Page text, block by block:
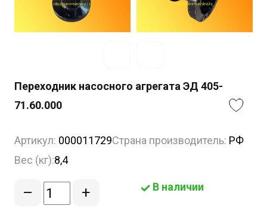
Переходник насосного агрегата ЭД 405-
71.60.000
Артикул: 000011729Страна производитель: РФ
Вес (кг):8,4
– + В наличии